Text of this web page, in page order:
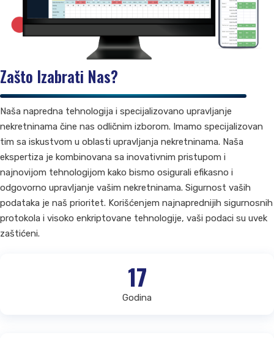
Zašto Izabrati Nas?
Naša napredna tehnologija i specijalizovano upravljanje
nekretninama čine nas odličnim izborom. Imamo specijalizovan
tim sa iskustvom u oblasti upravljanja nekretninama. Naša
ekspertiza je kombinovana sa inovativnim pristupom i
najnovijom tehnologijom kako bismo osigurali efikasno i
odgovorno upravljanje vašim nekretninama. Sigurnost vaših
podataka je naš prioritet. Korišćenjem najnaprednijih sigurnosnih
protokola i visoko enkriptovane tehnologije, vaši podaci su uvek
zaštićeni.
17
Godina